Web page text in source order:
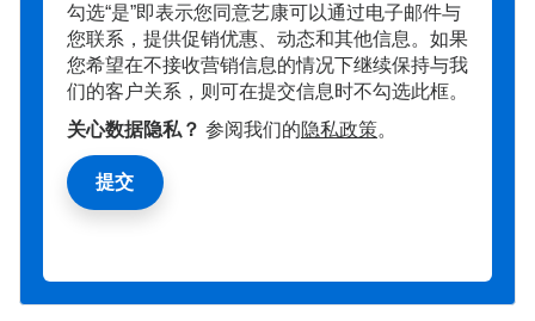
勾选“是”即表示您同意艺康可以通过电子邮件与
您联系，提供促销优惠、动态和其他信息。如果
您希望在不接收营销信息的情况下继续保持与我
们的客户关系，则可在提交信息时不勾选此框。
关心数据隐私？ 参阅我们的隐私政策。